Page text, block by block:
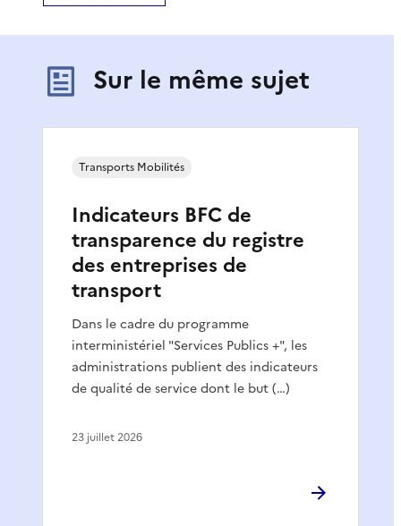
Sur le même sujet
Indicateurs BFC de
transparence du registre
des entreprises de
transport
Dans le cadre du programme
interministériel "Services Publics +", les
administrations publient des indicateurs
de qualité de service dont le but (…)
Transports Mobilités
23 juillet 2026